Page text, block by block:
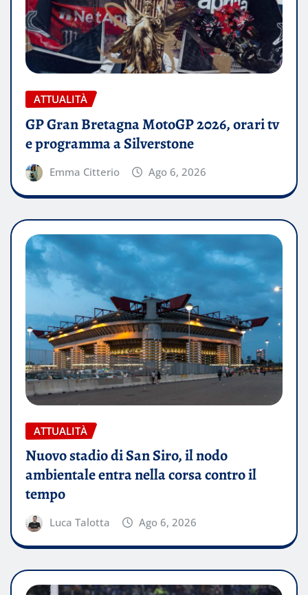
ATTUALITÀ
GP Gran Bretagna MotoGP 2026, orari tv
e programma a Silverstone
Emma Citterio Ago 6, 2026
ATTUALITÀ
Nuovo stadio di San Siro, il nodo
ambientale entra nella corsa contro il
tempo
Luca Talotta Ago 6, 2026